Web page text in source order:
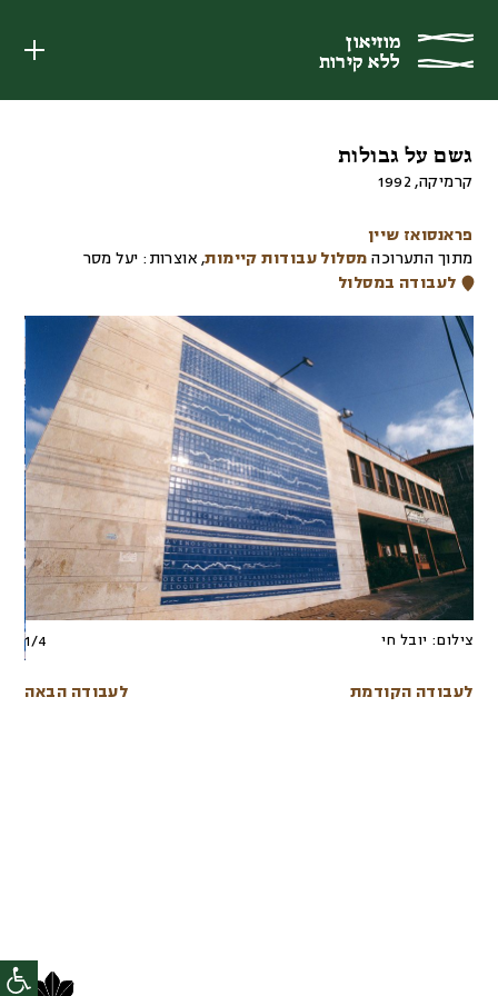
מוזיאון
ללא קירות
מוזיאון
ללא קירות
גשם על גבולות
קרמיקה,
1992
פראנסואז שיין
מתוך התערוכה מסלול עבודות קיימות, אוצרות: יעל מסר
לעבודה במסלול
צילום: יובל חי 1/4
לעבודה הקודמת לעבודה הבאה